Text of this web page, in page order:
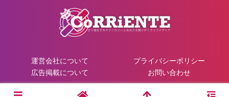
運営会社について
プライバシーポリシー
広告掲載について
お問い合わせ
© 2026 CoRRiENTE.